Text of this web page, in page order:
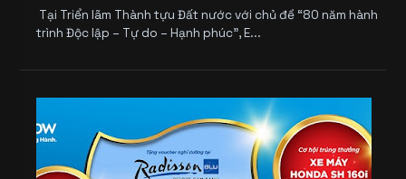
Tại Triển lãm Thành tựu Đất nước với chủ đề “80 năm hành
trình Độc lập – Tự do – Hạnh phúc”, E...